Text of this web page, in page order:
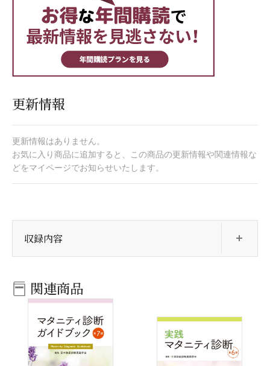
更新情報
更新情報はありません。
お気に入り商品に追加すると、この商品の更新情報や関連情報な
どをマイページでお知らせいたします。
収録内容
関連商品